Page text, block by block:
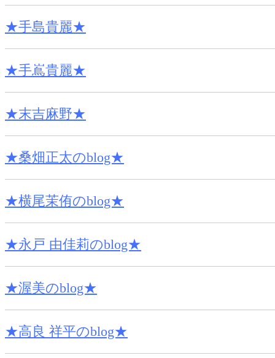
★手島貴麗★
★手嶌貴麗★
★末吉麻野★
★桑畑正太のblog★
★横尾茉侑のblog★
★永戸 由佳莉のblog★
★渥美のblog★
★高良 祥平のblog★